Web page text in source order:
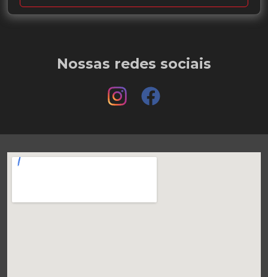
Nossas redes sociais